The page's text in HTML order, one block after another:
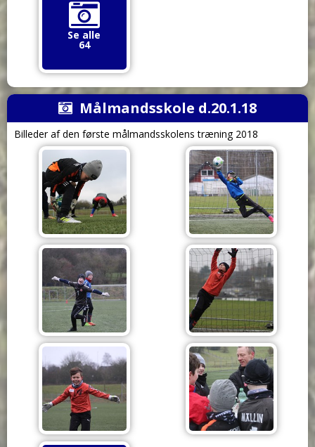
Se alle
64
Målmandsskole d.20.1.18
Billeder af den første målmandsskolens træning 2018